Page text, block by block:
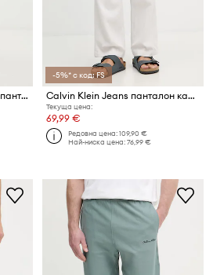
Calvin Klein Jeans спортен панталон мъжки с памук
-5%* с код: FS
Calvin Klein Jeans панталон карго мъжки с лен
Текуща цена:
69,99 €
Редовна цена:109,90 €
Най-ниска цена:76,99 €